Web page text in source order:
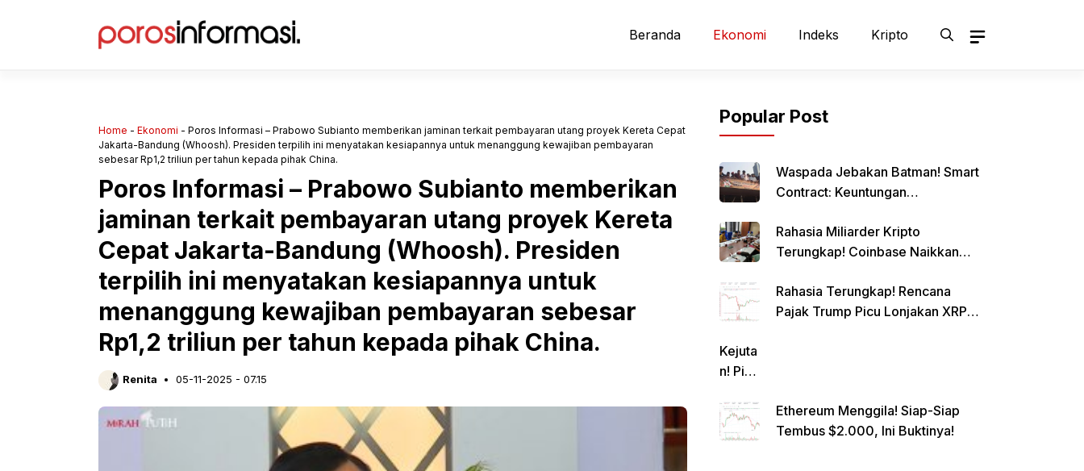
Beranda Ekonomi Indeks Kripto
Home - Ekonomi - Poros Informasi – Prabowo Subianto memberikan jaminan terkait pembayaran utang proyek Kereta Cepat
Jakarta-Bandung (Whoosh). Presiden terpilih ini menyatakan kesiapannya untuk menanggung kewajiban pembayaran
sebesar Rp1,2 triliun per tahun kepada pihak China.
Poros Informasi – Prabowo Subianto memberikan
jaminan terkait pembayaran utang proyek Kereta
Cepat Jakarta-Bandung (Whoosh). Presiden
terpilih ini menyatakan kesiapannya untuk
menanggung kewajiban pembayaran sebesar
Rp1,2 triliun per tahun kepada pihak China.
Renita 05-11-2025 - 07.15
Popular Post
Waspada Jebakan Batman! Smart
Contract: Keuntungan
Rahasia Miliarder Kripto
Terungkap! Coinbase Naikkan
Juta!
Rahasia Terungkap! Rencana
Pajak Trump Picu Lonjakan XRP
Kejuta
n! Pi
rk
Gande
Ethereum Menggila! Siap-Siap
Tembus $2.000, Ini Buktinya!